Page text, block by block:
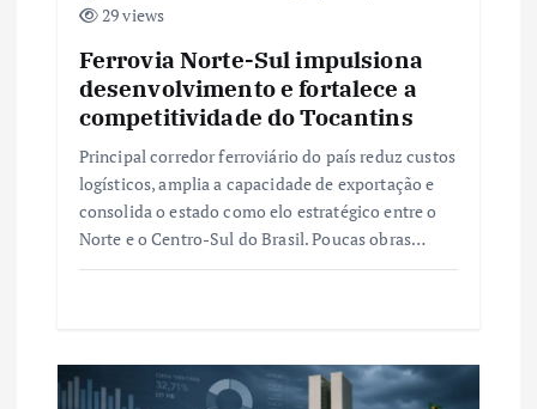
29 views
Ferrovia Norte-Sul impulsiona
desenvolvimento e fortalece a
competitividade do Tocantins
Principal corredor ferroviário do país reduz custos
logísticos, amplia a capacidade de exportação e
consolida o estado como elo estratégico entre o
Norte e o Centro-Sul do Brasil. Poucas obras…